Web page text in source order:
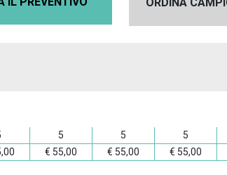
5 5 5
€ 55,00 € 55,00 € 55,00